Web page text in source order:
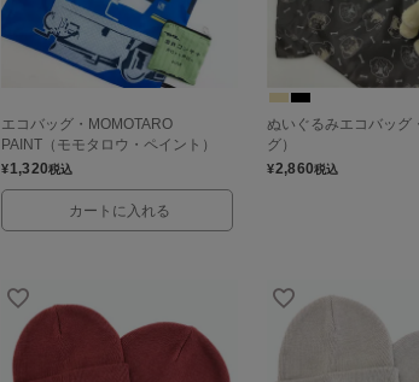
エコバッグ・MOMOTARO
PAINT（モモタロウ・ペイント）
¥1,320税込
カートに入れる
ぬいぐるみエコバッグ
グ）
¥2,860税込